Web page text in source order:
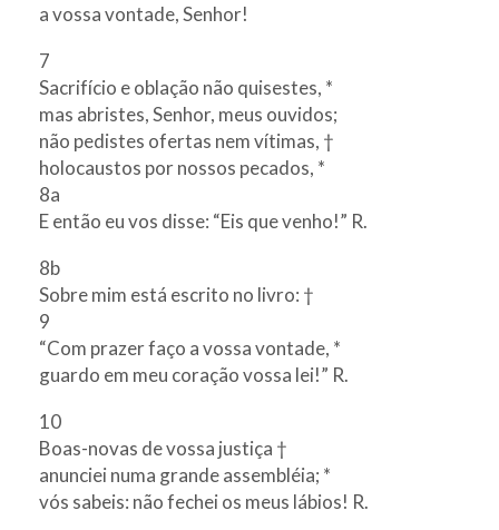
a vossa vontade, Senhor!
7
Sacrifício e oblação não quisestes, *
mas abristes, Senhor, meus ouvidos;
não pedistes ofertas nem vítimas, †
holocaustos por nossos pecados, *
8a
E então eu vos disse: “Eis que venho!” R.
8b
Sobre mim está escrito no livro: †
9
“Com prazer faço a vossa vontade, *
guardo em meu coração vossa lei!” R.
10
Boas-novas de vossa justiça †
anunciei numa grande assembléia; *
vós sabeis: não fechei os meus lábios! R.